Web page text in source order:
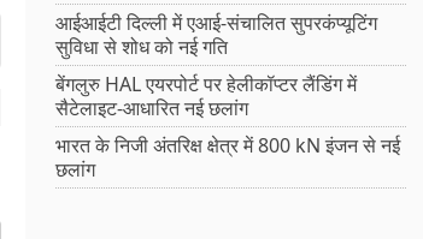
आईआईटी दिल्ली में एआई-संचालित सुपरकंप्यूटिंग
सुविधा से शोध को नई गति
बेंगलुरु HAL एयरपोर्ट पर हेलीकॉप्टर लैंडिंग में
सैटेलाइट-आधारित नई छलांग
भारत के निजी अंतरिक्ष क्षेत्र में 800 kN इंजन से नई
छलांग